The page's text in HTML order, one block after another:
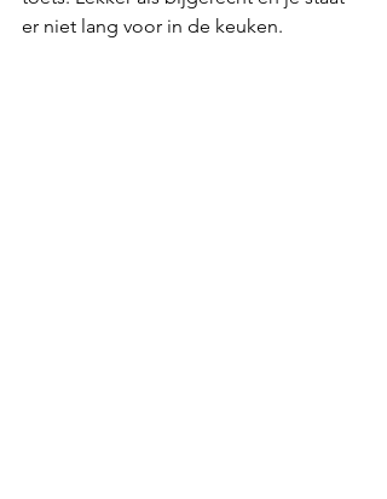
er niet lang voor in de keuken.